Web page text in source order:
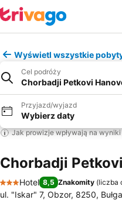
Wyświetl wszystkie
Cel podróży
Chorbadji Petkovi
Przyjazd/wyjazd
Wybierz daty
Jak prowizje wpływają na
Chorbadji
3 Kategoria
Hotel 8,5 Znakomity (liczba
ul. "Iskar" 7, Obzor, 8250,